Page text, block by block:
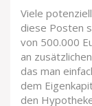
Viele
diese Posten
von 500.000
an
das man
dem
den